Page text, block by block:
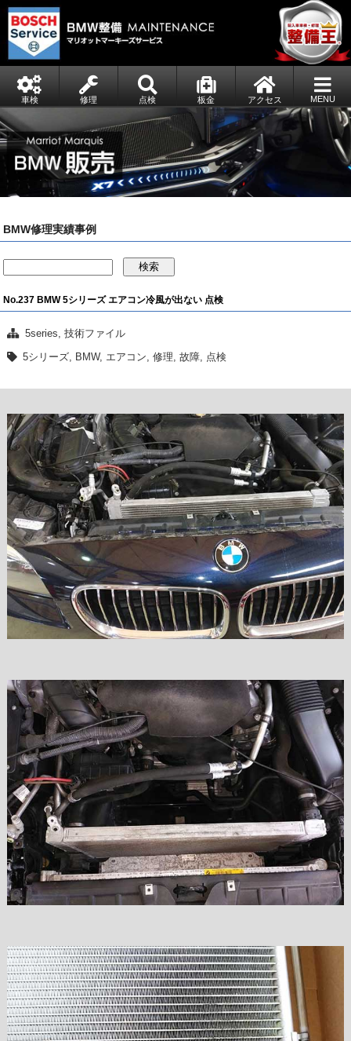
車検 修理 点検 板金 アクセス MENU
BMW修理実績事例
検索
No.237 BMW 5シリーズ エアコン冷風が出ない 点検
5series,技術ファイル
5シリーズ
BMW, エアコン ,修理 ,故障 点検